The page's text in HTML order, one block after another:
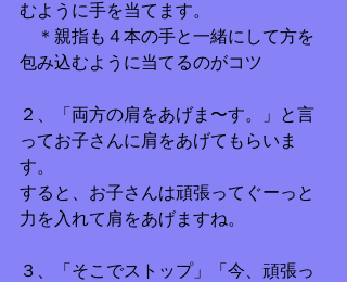
むように手を当てます。
＊親指も４本の手と一緒にして方を
包み込むように当てるのがコツ
２、「両方の肩をあげま〜す。」と言
ってお子さんに肩をあげてもらいま
す。
すると、お子さんは頑張ってぐーっと
力を入れて肩をあげますね。
３、「そこでストップ」「今、頑張っ